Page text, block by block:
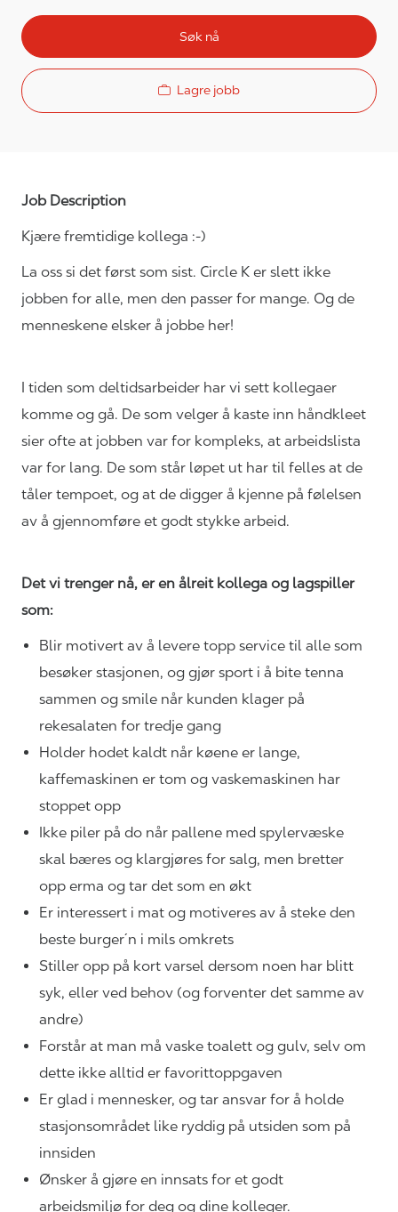
Søk nå
Lagre jobb
Job Description
Kjære fremtidige kollega :-)
La oss si det først som sist. Circle K er slett ikke
jobben for alle, men den passer for mange. Og de
menneskene elsker å jobbe her!
I tiden som deltidsarbeider har vi sett kollegaer
komme og gå. De som velger å kaste inn håndkleet
sier ofte at jobben var for kompleks, at arbeidslista
var for lang. De som står løpet ut har til felles at de
tåler tempoet, og at de digger å kjenne på følelsen
av å gjennomføre et godt stykke arbeid.
Det vi trenger nå, er en ålreit kollega og lagspiller
som:
Blir motivert av å levere topp service til alle som
besøker stasjonen, og gjør sport i å bite tenna
sammen og smile når kunden klager på
rekesalaten for tredje gang
Holder hodet kaldt når køene er lange,
kaffemaskinen er tom og vaskemaskinen har
stoppet opp
Ikke piler på do når pallene med spylervæske
skal bæres og klargjøres for salg, men bretter
opp erma og tar det som en økt
Er interessert i mat og motiveres av å steke den
beste burger´n i mils omkrets
Stiller opp på kort varsel dersom noen har blitt
syk, eller ved behov (og forventer det samme av
andre)
Forstår at man må vaske toalett og gulv, selv om
dette ikke alltid er favorittoppgaven
Er glad i mennesker, og tar ansvar for å holde
stasjonsområdet like ryddig på utsiden som på
innsiden
Ønsker å gjøre en innsats for et godt
arbeidsmiljø for deg og dine kolleger.